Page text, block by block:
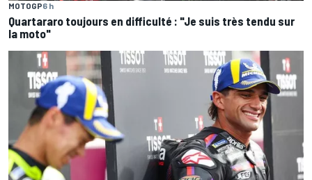
MOTOGP6 h
Quartararo toujours en difficulté : "Je suis très tendu sur
la moto"